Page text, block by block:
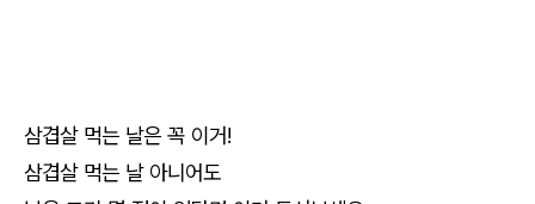
삼겹살 먹는 날은 꼭 이거!
삼겹살 먹는 날 아니어도